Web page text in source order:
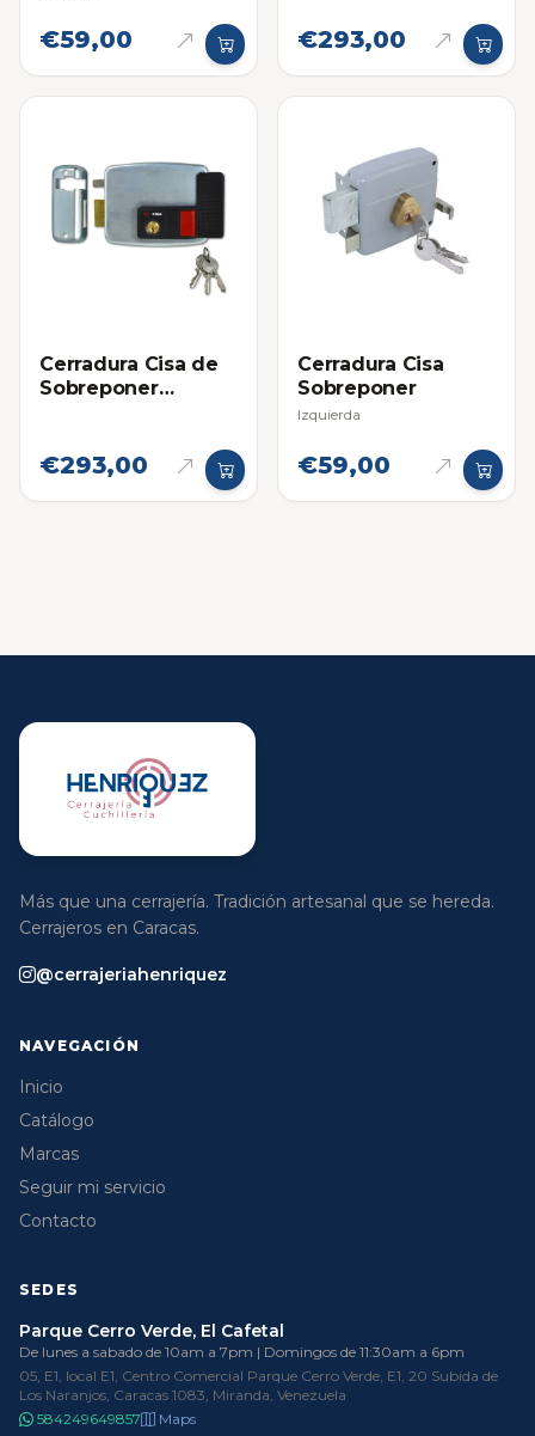
€59,00 €293,00
Cerradura Cisa de
Sobreponer
€293,00
Cerradura Cisa
Sobreponer
Izquierda
€59,00
Más que una cerrajería. Tradición artesanal que se hereda.
Cerrajeros en Caracas.
@cerrajeriahenriquez
NAVEGACIÓN
Inicio
Catálogo
Marcas
Seguir mi servicio
Contacto
SEDES
Parque Cerro Verde, El Cafetal
De lunes a sabado de 10am a 7pm | Domingos de 11:30am a 6pm
05, E1, local E1, Centro Comercial Parque Cerro Verde, E1, 20 Subida de
Los Naranjos, Caracas 1083, Miranda, Venezuela
584249649857
Maps